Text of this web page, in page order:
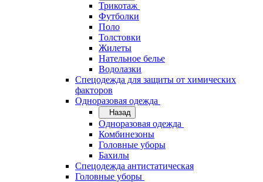
Трикотаж
Футболки
Поло
Толстовки
Жилеты
Нательное белье
Водолазки
Спецодежда для защиты от химических
факторов
Одноразовая одежда
Назад
Одноразовая одежда
Комбинезоны
Головные уборы
Бахилы
Спецодежда антистатическая
Головные уборы